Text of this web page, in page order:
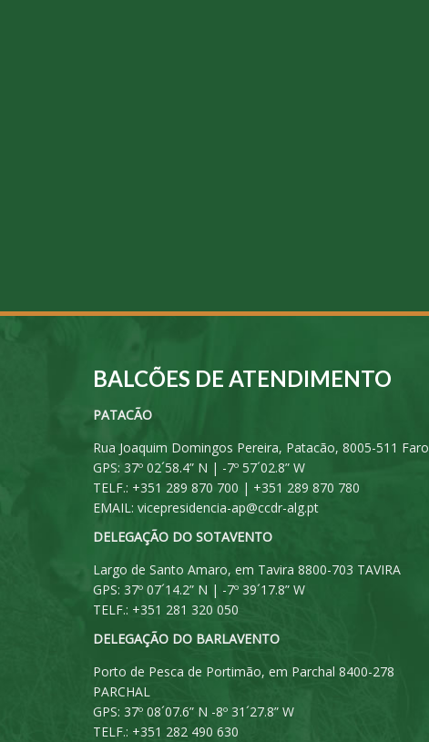
BALCÕES DE ATENDIMENTO
PATACÃO
Rua Joaquim Domingos Pereira, Patacão, 8005-511 Faro
GPS: 37º 02´58.4” N | -7º 57´02.8” W
TELF.: +351 289 870 700 | +351 289 870 780
EMAIL: vicepresidencia-ap@ccdr-alg.pt
DELEGAÇÃO DO SOTAVENTO
Largo de Santo Amaro, em Tavira 8800-703 TAVIRA
GPS: 37º 07´14.2” N | -7º 39´17.8” W
TELF.: +351 281 320 050
DELEGAÇÃO DO BARLAVENTO
Porto de Pesca de Portimão, em Parchal 8400-278
PARCHAL
GPS: 37º 08´07.6” N -8º 31´27.8” W
TELF.: +351 282 490 630